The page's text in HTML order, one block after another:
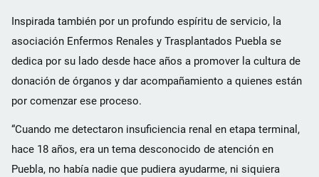
Inspirada también por un profundo espíritu de servicio, la
asociación Enfermos Renales y Trasplantados Puebla se
dedica por su lado desde hace años a promover la cultura de
donación de órganos y dar acompañamiento a quienes están
por comenzar ese proceso.
“Cuando me detectaron insuficiencia renal en etapa terminal,
hace 18 años, era un tema desconocido de atención en
Puebla, no había nadie que pudiera ayudarme, ni siquiera